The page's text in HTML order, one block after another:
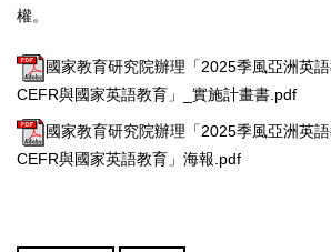
權。
國家教育研究院辦理「2025季風亞洲英
CEFR與國家英語教育」_實施計畫書.pdf
國家教育研究院辦理「2025季風亞洲英
CEFR與國家英語教育」海報.pdf